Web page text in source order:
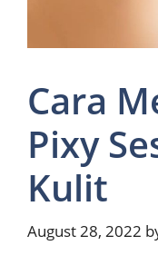
Cara
Pixy
Kulit
August 28, 2022